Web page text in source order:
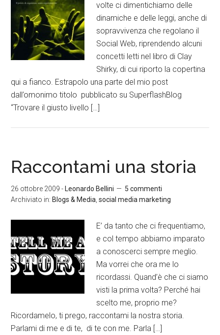
volte ci dimentichiamo delle
dinamiche e delle leggi, anche di
sopravvivenza che regolano il
Social Web, riprendendo alcuni
concetti letti nel libro di Clay
Shirky, di cui riporto la copertina
qui a fianco. Estrapolo una parte del mio post
dall’omonimo titolo pubblicato su SuperflashBlog
“Trovare il giusto livello […]
Raccontami una storia
26 ottobre 2009 - Leonardo Bellini
5 commenti
Archiviato in: Blogs & Media ,social media marketing
E’ da tanto che ci frequentiamo,
e col tempo abbiamo imparato
a conoscerci sempre meglio.
Ma vorrei che ora me lo
ricordassi. Quand’è che ci siamo
visti la prima volta? Perché hai
scelto me, proprio me?
Ricordamelo, ti prego, raccontami la nostra storia.
Parlami di me e di te, di te con me. Parla […]